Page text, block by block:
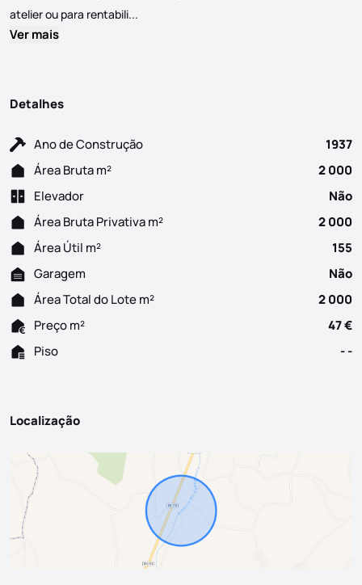
atelier ou para rentabili...
Ver mais
Detalhes
Ano de Construção
1937
Área Bruta m²
2 000
Elevador
Não
Área Bruta Privativa m²
2 000
Área Útil m²
155
Garagem
Não
Área Total do Lote m²
2 000
Preço m²
47 €
Piso
- -
Localização